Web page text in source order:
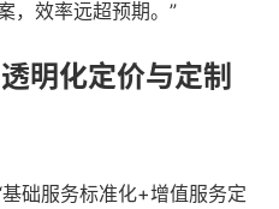
，效率远超预期。”
明化定价与定制
础服务标准化+增值服务定